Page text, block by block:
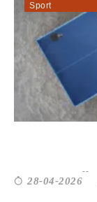
Sport
Vittorio a
28-04-2026